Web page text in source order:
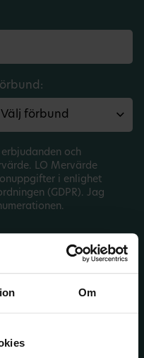
Om
och
LO Mervärde
i enlighet
(GDPR). Jag